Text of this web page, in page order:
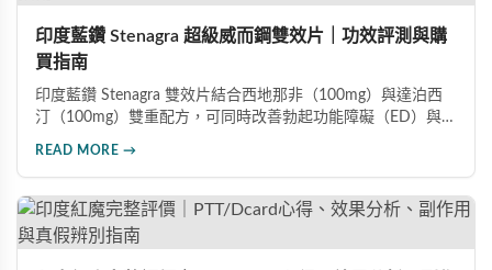
印度藍鑽 Stenagra 超級威而鋼雙效片｜功效評測與購
買指南
印度藍鑽 Stenagra 雙效片結合西地那非（100mg）與達泊西
汀（100mg）雙重配方，可同時改善勃起功能障礙（ED）與早
高的男性保健品選擇。
READ MORE →